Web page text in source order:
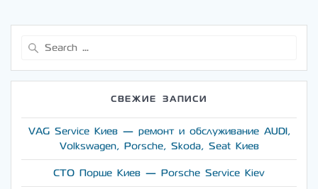
СВЕЖИЕ ЗАПИСИ
VAG Service Киев — ремонт и обслуживание AUDI,
Volkswagen, Porsche, Skoda, Seat Киев
СТО Порше Киев — Porsche Service Kiev